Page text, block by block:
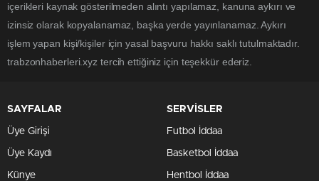
içerikleri kaynak gösterilmeden alıntı yapılamaz, kanuna aykırı ve
izinsiz olarak kopyalanamaz, başka yerde yayınlanamaz. Aykırı
işlem yapan kişi/kişiler için yasal başvuru hakkı saklı tutulmaktadır.
trabzonhaberleri.xyz tercih ettiğiniz için teşekkür ederiz.
SAYFALAR
Üye Girişi
Üye Kaydı
Künye
SERVİSLER
Futbol İddaa
Basketbol İddaa
Hentbol İddaa